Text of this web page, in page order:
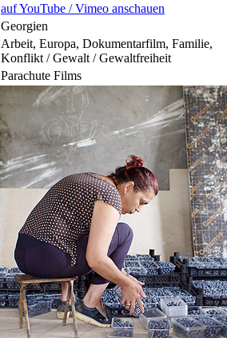
auf YouTube / Vimeo anschauen
Georgien
Arbeit, Europa, Dokumentarfilm, Familie,
Konflikt / Gewalt / Gewaltfreiheit
Parachute Films